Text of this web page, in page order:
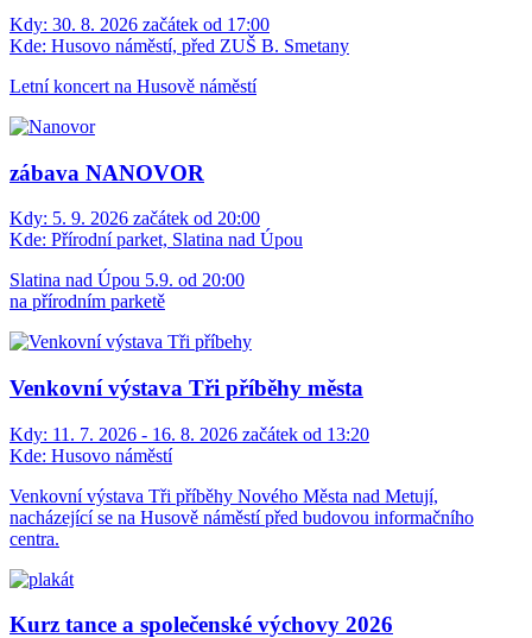
Kdy: 30. 8. 2026 začátek od 17:00
Kde: Husovo náměstí, před ZUŠ B. Smetany
Letní koncert na Husově náměstí
zábava NANOVOR
Kdy: 5. 9. 2026 začátek od 20:00
Kde: Přírodní parket, Slatina nad Úpou
Slatina nad Úpou 5.9. od 20:00
na přírodním parketě
Venkovní výstava Tři příběhy města
Kdy: 11. 7. 2026 - 16. 8. 2026 začátek od 13:20
Kde: Husovo náměstí
Venkovní výstava Tři příběhy Nového Města nad Metují,
nacházející se na Husově náměstí před budovou informačního
centra.
Kurz tance a společenské výchovy 2026